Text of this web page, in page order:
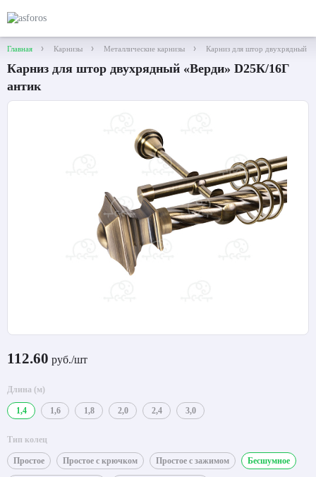
Главная Карнизы Металлические карнизы Карниз для штор двухрядный
Карниз для штор двухрядный «Верди» D25К/16Г
антик
112.60 руб./шт
Длина (м)
1,4 1,6 1,8 2,0 2,4 3,0
Тип колец
Простое Простое с крючком Простое с зажимом Бесшумное